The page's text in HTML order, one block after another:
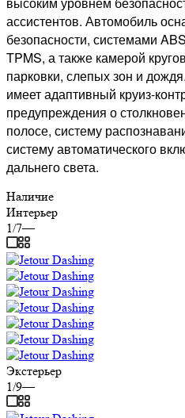
ассистентов. Автомобиль
безопасности, системами
TPMS, а также камерой
парковки, слепых зон и
имеет адаптивный круиз-
предупреждения о
полосе, систему
систему автоматического
дальнего света.
Наличие
Интерьер
1/7—
Экстерьер
1/9—